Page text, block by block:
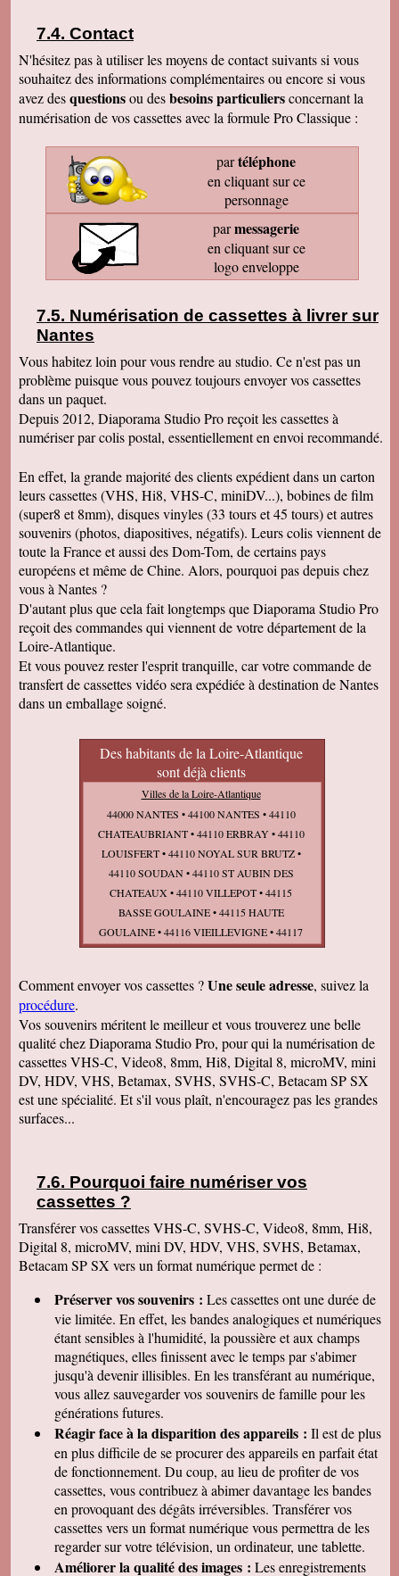
Contact
N'hésitez pas à utiliser les moyens de contact suivants si vous
souhaitez des informations complémentaires ou encore si vous
avez desquestionsou desbesoins particuliersconcernant la
numérisation de vos cassettes avec la formule Pro Classique :
partéléphone
en cliquant sur ce
personnage
parmessagerie
en cliquant sur ce
logo enveloppe
Numérisation de cassettes à livrer sur
Nantes
Vous habitez loin pour vous rendre au studio. Ce n'est pas un
problème puisque vous pouvez toujours envoyer vos cassettes
dans un paquet.
Depuis 2012, Diaporama Studio Pro reçoit les cassettes à
numériser par colis postal, essentiellement en envoi recommandé.
En effet, la grande majorité des clients expédient dans un carton
leurs cassettes (VHS, Hi8, VHS-C, miniDV...), bobines de film
(super8 et 8mm), disques vinyles (33 tours et 45 tours) et autres
souvenirs (photos, diapositives, négatifs). Leurs colis viennent de
toute la France et aussi des Dom-Tom, de certains pays
européens et même de Chine. Alors, pourquoi pas depuis chez
vous à Nantes ?
D'autant plus que cela fait longtemps que Diaporama Studio Pro
reçoit des commandes qui viennent de votre département de la
Loire-Atlantique.
Et vous pouvez rester l'esprit tranquille, car votre commande de
transfert de cassettes vidéo sera expédiée à destination de Nantes
dans un emballage soigné.
Des habitants de la Loire-Atlantique
sont déjà clients
Villes de la Loire-Atlantique
44000 NANTES • 44100 NANTES • 44110
CHATEAUBRIANT • 44110 ERBRAY • 44110
LOUISFERT • 44110 NOYAL SUR BRUTZ •
44110 SOUDAN • 44110 ST AUBIN DES
CHATEAUX • 44110 VILLEPOT • 44115
BASSE GOULAINE • 44115 HAUTE
GOULAINE • 44116 VIEILLEVIGNE • 44117
ST ANDRE DES EAUX • 44118 LA
DES FONTAINES • 44119 TREILLIERES •
BOUVRON • 44130 FAY DE BRETAGNE •
44130 LE GAVRE • 44130 NOTRE DAME DES
LANDES • 44140 AIGREFEUILLE SUR
MAINE • 44140 GENESTON • 44140 LA
PLANCHE • 44140 LE BIGNON • 44140
CROSSAC • 44160 PONTCHATEAU • 44160
STE ANNE SUR BRIVET • 44160 STE REINE
DE BRETAGNE • 44170 ABBARETZ • 44170
JANS • 44170 LA GRIGONNAIS • 44170
MARSAC SUR DON • 44170 NOZAY • 44170
• 44190 CLISSON • 44190 GETIGNE • 44190
GORGES • 44190 ST HILAIRE DE CLISSON •
44190 ST LUMINE DE CLISSON • 44200
NANTES • 44210 PORNIC • 44220 COUERON
• 44230 ST SEBASTIEN SUR LOIRE • 44240
LA CHAPELLE SUR ERDRE • 44240 SUCE
SUR ERDRE • 44250 ST BREVIN LES PINS •
44260 BOUEE • 44260 LA CHAPELLE
LAUNAY • 44260 LAVAU SUR LOIRE • 44260
MALVILLE • 44260 PRINQUIAU • 44260
SAVENAY • 44270 LA MARNE • 44270
MACHECOUL ST MEME • 44270 PAULX •
44270 ST ETIENNE DE MER MORTE • 44290
CONQUEREUIL • 44290 GUEMENE PENFAO
Comment envoyer vos cassettes ?Une seule adresse, suivez la
procédure.
Vos souvenirs méritent le meilleur et vous trouverez une belle
qualité chez Diaporama Studio Pro, pour qui la numérisation de
cassettes VHS-C, Video8, 8mm, Hi8, Digital 8, microMV, mini
DV, HDV, VHS, Betamax, SVHS, SVHS-C, Betacam SP SX
est une spécialité. Et s'il vous plaît, n'encouragez pas les grandes
surfaces...
Pourquoi faire numériser vos
cassettes ?
Transférer vos cassettes VHS-C, SVHS-C, Video8, 8mm, Hi8,
Digital 8, microMV, mini DV, HDV, VHS, SVHS, Betamax,
Betacam SP SX vers un format numérique permet de :
Préserver vos souvenirs : Les cassettes ont une durée de
vie limitée. En effet, les bandes analogiques et numériques
étant sensibles à l'humidité, la poussière et aux champs
magnétiques, elles finissent avec le temps par s'abimer
jusqu'à devenir illisibles. En lestransférant au numérique,
vous allez sauvegarder vos souvenirs de famille pour les
générations futures.
Réagir face à la disparition des appareils : Il est de plus
en plus difficile de se procurer des appareils en parfait état
de fonctionnement. Du coup, au lieu de profiter de vos
cassettes, vous contribuez à abimer davantage les bandes
en provoquant des dégâts irréversibles. Transférer vos
cassettes vers un format numérique vous permettra de les
regarder sur votre télévision, un ordinateur, une tablette.
Améliorer la qualité des images : Les enregistrements